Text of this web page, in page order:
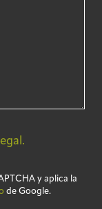
y aplica la
de Google.